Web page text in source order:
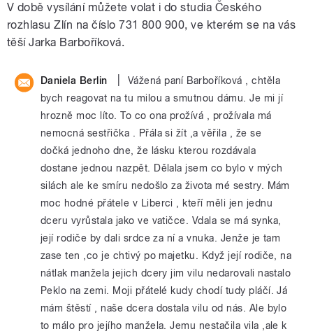
V době vysílání můžete volat i do studia Českého
rozhlasu Zlín na číslo 731 800 900, ve kterém se na vás
těší Jarka Barboříková.
Daniela Berlin
Vážená paní Barboříková , chtěla
bych reagovat na tu milou a smutnou dámu. Je mi jí
hrozně moc líto. To co ona prožívá , prožívala má
nemocná sestřička . Přála si žít ,a věřila , že se
dočká jednoho dne, že lásku kterou rozdávala
dostane jednou nazpět. Dělala jsem co bylo v mých
silách ale ke smíru nedošlo za života mé sestry. Mám
moc hodné přátele v Liberci , kteří měli jen jednu
dceru vyrůstala jako ve vatičce. Vdala se má synka,
její rodiče by dali srdce za ní a vnuka. Jenže je tam
zase ten ,co je chtivý po majetku. Když její rodiče, na
nátlak manžela jejich dcery jim vilu nedarovali nastalo
Peklo na zemi. Moji přátelé kudy chodí tudy pláčí. Já
mám štěstí , naše dcera dostala vilu od nás. Ale bylo
to málo pro jejího manžela. Jemu nestačila vila ,ale k